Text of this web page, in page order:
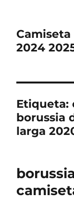
Camiseta
2024
Etiqueta:
borussia
larga